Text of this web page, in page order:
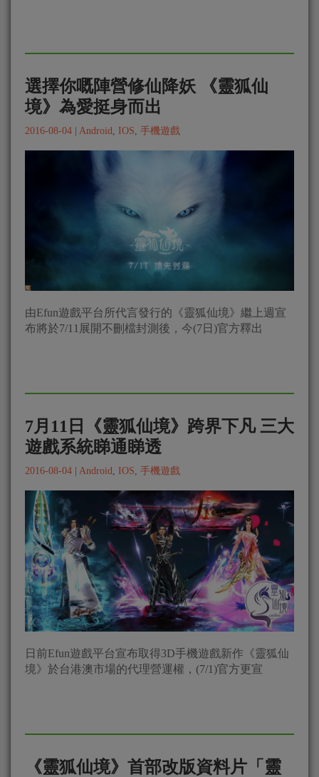
選擇你嘅陣營修仙降妖 《靈狐仙
境》為愛挺身而出
2016-08-04 Android IOS 手機遊戲
由Efun遊戲平台所代言發行的《靈狐仙境》繼上週宣
布將於7/11展開不刪檔封測後，今(7日)官方釋出
7月11日《靈狐仙境》跨界下凡 三大
遊戲系統睇通睇透
2016-08-04 Android, IOS, 手機遊戲
日前Efun遊戲平台宣布取得3D手機遊戲新作《靈狐仙
境》於台港澳市場的代理營運權，(7/1)官方更宣
《靈狐仙境》首部改版資料片「靈